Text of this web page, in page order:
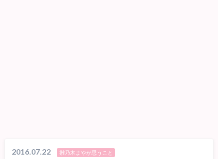
2016.07.22 雛乃木まやが思うこと